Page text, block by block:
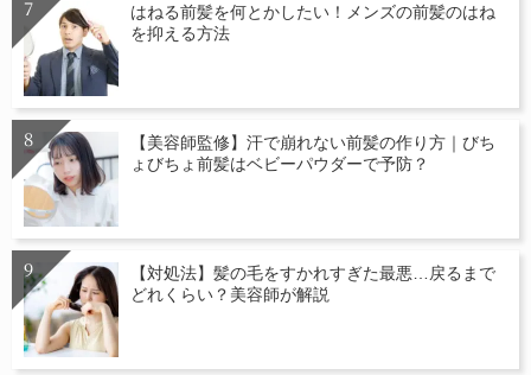
はねる前髪を何とかしたい！メンズの前髪のはね
を抑える方法
【美容師監修】汗で崩れない前髪の作り方｜びち
ょびちょ前髪はベビーパウダーで予防？
【対処法】髪の毛をすかれすぎた最悪…戻るまで
どれくらい？美容師が解説